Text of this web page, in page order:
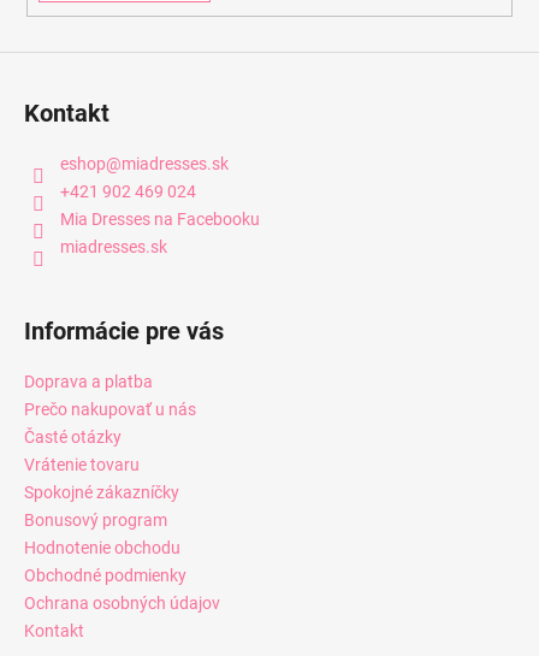
Kontakt
eshop@miadresses.sk
+421 902 469 024
Mia Dresses na Facebooku
miadresses.sk
Informácie pre vás
Doprava a platba
Prečo nakupovať u nás
Časté otázky
Vrátenie tovaru
Spokojné zákazníčky
Bonusový program
Hodnotenie obchodu
Obchodné podmienky
Ochrana osobných údajov
Kontakt